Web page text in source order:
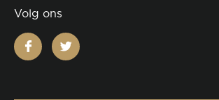
Volg ons
facebooktwitter